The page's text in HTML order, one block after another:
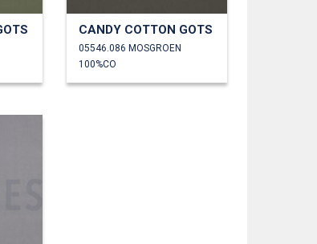
CANDY COTTON GOTS
05546.086 MOSGROEN
100%CO